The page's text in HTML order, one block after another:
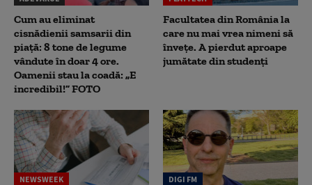
Cum au eliminat
cisnădienii samsarii din
piață: 8 tone de legume
vândute în doar 4 ore.
Oamenii stau la coadă: „E
incredibil!” FOTO
Facultatea din România la
care nu mai vrea nimeni să
înveţe. A pierdut aproape
jumătate din studenţi
NEWSWEEK DIGI FM